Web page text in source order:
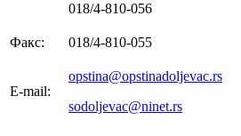
018/4-810-056
Факс: 018/4-810-055
E-mail:
opstina@opstinadoljevac.rs
sodoljevac@ninet.rs